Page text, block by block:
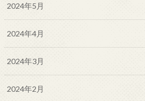
2024年5月
2024年4月
2024年3月
2024年2月